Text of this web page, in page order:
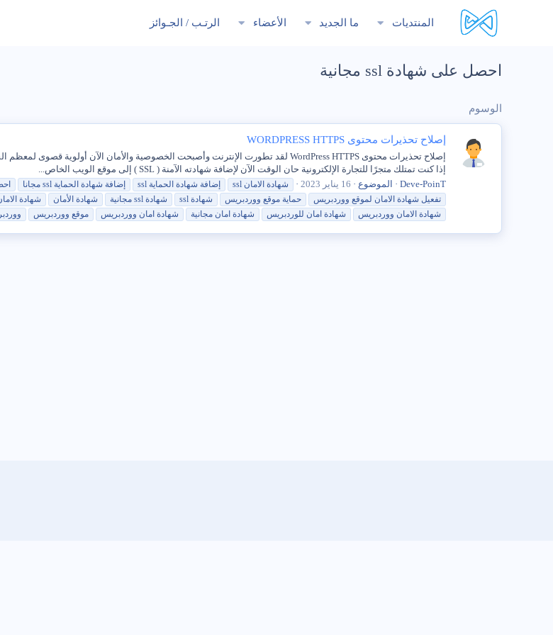
المنتديات ما الجديد الأعضاء الرتـب / الجـوائز
احصل على شهادة ssl مجانية
الوسوم
إصلاح تحذيرات محتوى WORDPRESS HTTPS
إذا كنت تمتلك متجرًا للتجارة الإلكترونية حان الوقت الآن لإضافة شهادته الآمنة ( SSL ) إلى موقع الويب الخاص...
Deve-PoinT
الموضوع 16 يناير 2023 ssl شهادة الامان إضافة شهادة الحماية ssl إضافة شهادة الحماية ssl مجانا
تفعيل شهادة الامان لموقع ووردبريس حماية موقع ووردبريس شهادة ssl شهادة ssl مجانية شهادة الأمان شهادة
شهادة الامان ووردبريس شهادة امان للوردبريس شهادة امان مجانية شهادة امان ووردبريس موقع ووردبريس